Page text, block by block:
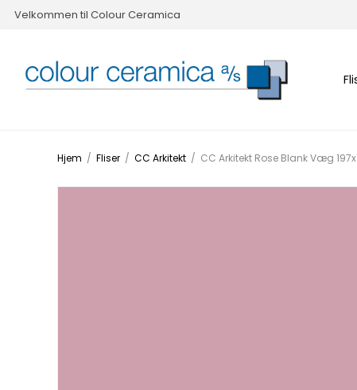
Velkommen til Colour Ceramica
Hjem / Fliser / CC Arkitekt / CC Arkitekt Rose Blank Væg